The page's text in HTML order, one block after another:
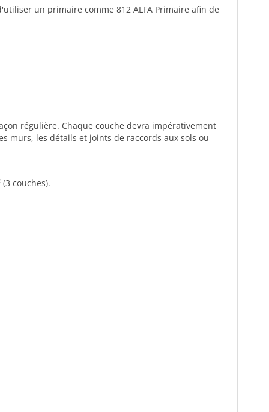
un primaire comme 812 ALFA Primaire afin de
régulière. Chaque couche devra impérativement
murs, les détails et joints de raccords aux sols ou
couches).